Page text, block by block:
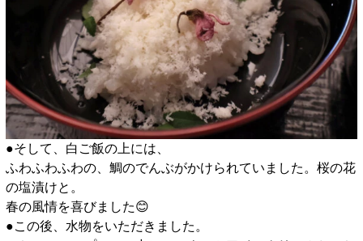
●そして、白ご飯の上には、
ふわふわふわの、鯛のでんぶがかけられていました。桜の花
の塩漬けと。
春の風情を喜びました😊
●この後、水物をいただきました。